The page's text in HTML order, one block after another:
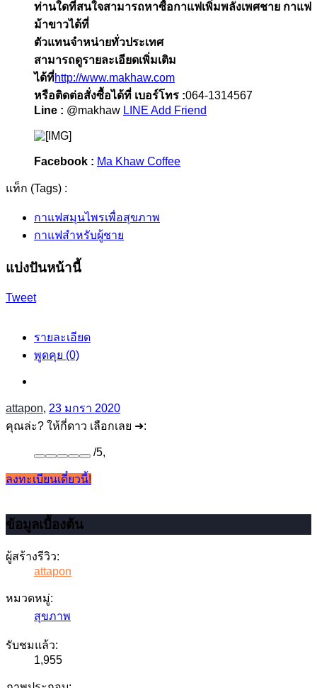
ท่านใดที่สนใจสามารถหาซื้อกาแฟเพิ่มพลังเพศชาย กาแฟ
ม้าขาวได้ที่
ตัวแทนจำหน่ายทั่วประเทศ
สามารถดูรายละเอียดเพิ่มเติม
ได้ที่http://www.makhaw.com
หรือติดต่อสั่งซื้อได้ที่ เบอร์โทร :064-1314567
Line : @makhaw LINE Add Friend
Facebook : Ma Khaw Coffee
แท็ก (Tags) :
กาแฟสมุนไพรเพื่อสุขภาพ
กาแฟสำหรับผู้ชาย
แบ่งปันหน้านี้
Tweet
รายละเอียด
พูดคุย (0)
attapon, 23 มกรา 2020
คุณล่ะ? ให้กี่ดาว เลือกเลย ➜:
/5,
ลงทะเบียนเดี๋ยวนี้!
ข้อมูลเบื้องต้น
ผู้สร้างรีวิว:
attapon
หมวดหมู่:
สุขภาพ
รับชมแล้ว:
1,955